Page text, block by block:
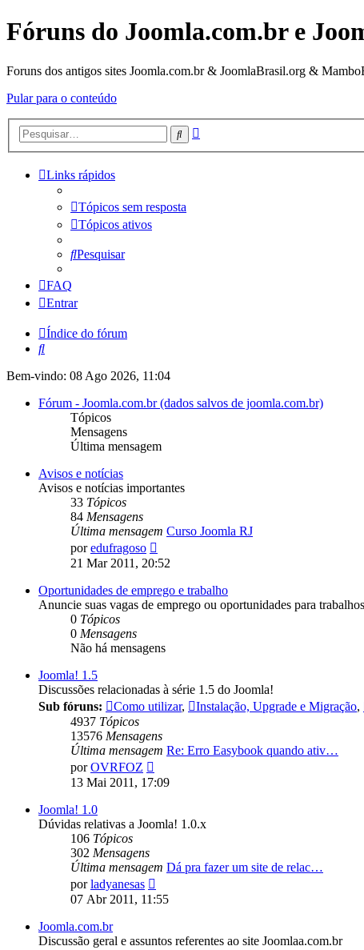
Fóruns do Joomla.com.br e
Foruns dos antigos sites Joomla.com.br & JoomlaBrasil.org &
Pular para o conteúdo
Pesquisar
Links rápidos
Tópicos sem resposta
Tópicos ativos
Pesquisar
FAQ
Entrar
Índice do fórum
Pesquisar
Bem-vindo: 08 Ago 2026, 11:04
Fórum - Joomla.com.br (dados salvos de joomla.com.br)
Tópicos
Mensagens
Última mensagem
Avisos e notícias
Avisos e notícias importantes
33 Tópicos
84 Mensagens
Última mensagem Curso Joomla RJ
poredufragoso
última
21 Mar 2011, 20:52
Oportunidades de emprego e trabalho
Anuncie suas vagas de emprego ou oportunidades para
0 Tópicos
0 Mensagens
Não há mensagens
Joomla! 1.5
Discussões relacionadas à série 1.5 do Joomla!
Sub fóruns:
Como utilizar, Instalação, Upgrade e Migração,
4937 Tópicos
13576 Mensagens
Última mensagem Re: Erro Easybook quando ativ…
porOVRFOZ
última
13 Mai 2011, 17:09
Joomla! 1.0
Dúvidas relativas a Joomla! 1.0.x
106 Tópicos
302 Mensagens
Última mensagem Dá pra fazer um site de relac…
porladyanesas
última
07 Abr 2011, 11:55
Joomla.com.br
Discussão geral e assuntos referentes ao site Joomlaa.com.br